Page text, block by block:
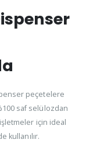
peçetelere
saf selülozdan
için ideal
kullanılır.